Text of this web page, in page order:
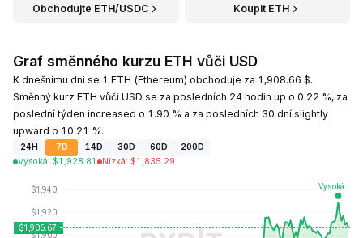
Obchodujte ETH/USDC Koupit ETH
Graf směnného kurzu ETH vůči USD
K dnešnímu dni se 1 ETH (Ethereum) obchoduje za 1,908.66 $.
Směnný kurz ETH vůči USD se za posledních 24 hodin up o 0.22 %, za
poslední týden increased o 1.90 % a za posledních 30 dní slightly
upward o 10.21 %.
24H 7D 14D 30D 60D
200D
Vysoká: $1,928.81 Nízká: $1,835.29